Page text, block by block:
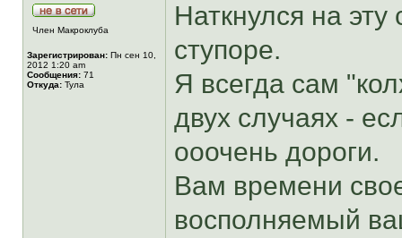
Член Макроклуба
Зарегистрирован: Пн сен 10,
2012 1:20 am
Сообщения: 71
Откуда: Тула
Наткнулся на
ступоре.
Я всегда сам
двух случаях -
ооочень дороги.
Вам времени
восполняемый